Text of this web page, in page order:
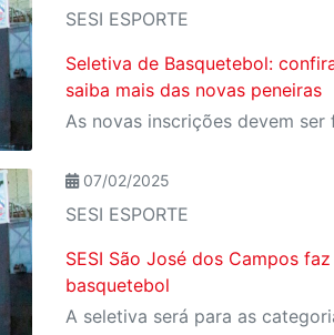
SESI ESPORTE
Seletiva de Basquetebol:
saiba mais das novas peneiras
07/02/2025
SESI ESPORTE
SESI São José dos Campos
basquetebol